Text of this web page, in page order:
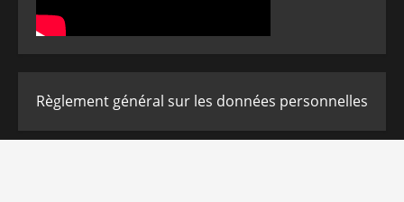
Règlement général sur les données personnelles